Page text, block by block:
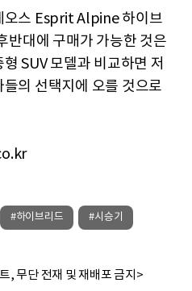
오스 Esprit Alpine 하이브
반대에 구매가 가능한 것은
SUV 모델과 비교하면 저
의 선택지에 오를 것으로
#하이브리드 #시승기
, 무단 전재 및 재배포 금지>